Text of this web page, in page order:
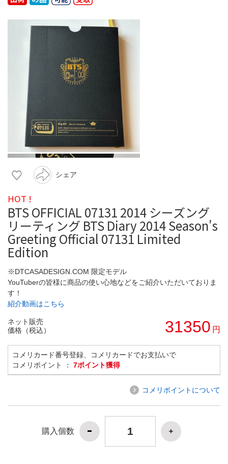
シェア
HOT !
BTS OFFICIAL 07131 2014 シーズング
リーティング BTS Diary 2014 Season's
Greeting Official 07131 Limited
Edition
※DTCASADESIGN.COM 限定モデル
YouTuberの皆様に商品の使い心地などをご紹介いただいておりま
す！
紹介動画はこちら
ネット販売
価格（税込）
31350 円
コメリカード番号登録、コメリカードでお支払いで
コメリポイント ： 7ポイント獲得
コメリポイントについて
購入個数